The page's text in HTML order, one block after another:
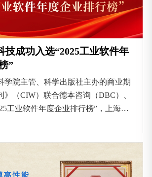
技成功入选“2025工业软件年
”
学院主管、科学出版社主办的商业期
》（CIW）联合德本咨询（DBC）、
工业软件年度企业排行榜”，上海积
公司成功入选。